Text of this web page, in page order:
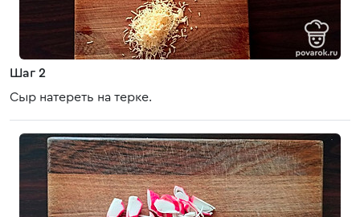
Шаг 2
Сыр натереть на терке.